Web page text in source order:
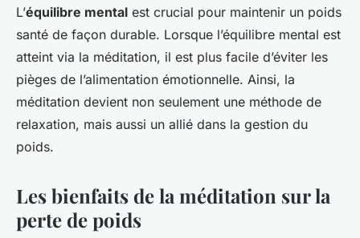
L’équilibre mental est crucial pour maintenir un poids
santé de façon durable. Lorsque l’équilibre mental est
atteint via la méditation, il est plus facile d’éviter les
pièges de l’alimentation émotionnelle. Ainsi, la
méditation devient non seulement une méthode de
relaxation, mais aussi un allié dans la gestion du
poids.
Les bienfaits de la méditation sur la
perte de poids